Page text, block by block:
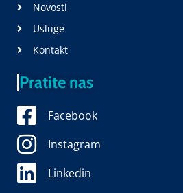
Novosti
Usluge
Kontakt
Pratite nas
Facebook
Instagram
Linkedin